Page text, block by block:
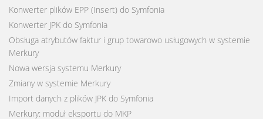
Konwerter plików EPP (Insert) do Symfonia
Konwerter JPK do Symfonia
Obsługa atrybutów faktur i grup towarowo usługowych w systemie
Merkury
Nowa wersja systemu Merkury
Zmiany w systemie Merkury
Import danych z plików JPK do Symfonia
Merkury: moduł eksportu do MKP